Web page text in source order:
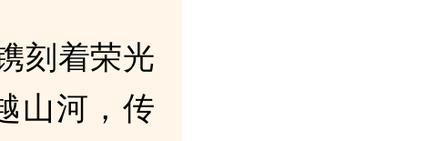
刻着荣光
山河，传